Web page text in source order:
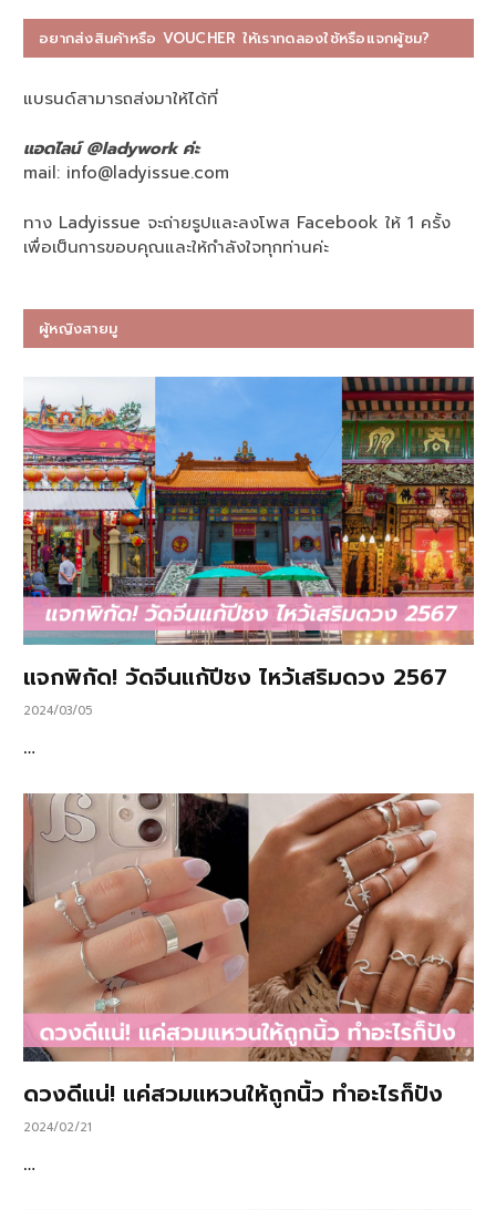
อยากส่งสินค้าหรือ VOUCHER ให้เราทดลองใช้หรือแจกผู้ชม?
แบรนด์สามารถส่งมาให้ได้ที่
แอดไลน์ @ladywork ค่ะ
mail: info@ladyissue.com
ทาง Ladyissue จะถ่ายรูปและลงโพส Facebook ให้ 1 ครั้ง
เพื่อเป็นการขอบคุณและให้กำลังใจทุกท่านค่ะ
ผู้หญิงสายมู
แจกพิกัด! วัดจีนแก้ปีชง ไหว้เสริมดวง 2567
2024/03/05
…
ดวงดีแน่! แค่สวมแหวนให้ถูกนิ้ว ทำอะไรก็ปัง
2024/02/21
…